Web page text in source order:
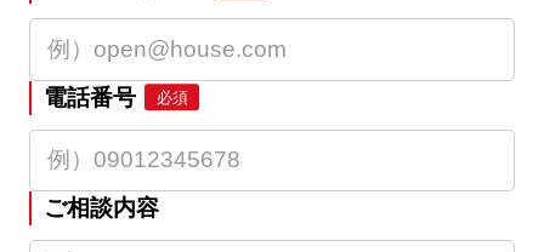
電話番号 必須
ご相談内容